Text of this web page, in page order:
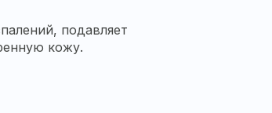
подавляет
кожу.